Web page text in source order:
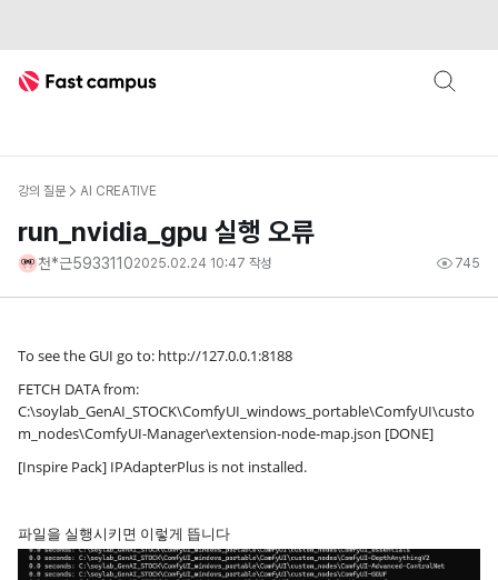
Fast Campus
강의 질문 AI CREATIVE
run_nvidia_gpu 실행 오류
천*근59331102025.02.24 10:47 작성 745
To see the GUI go to: http://127.0.0.1:8188
FETCH DATA from:
C:\soylab_GenAI_STOCK\ComfyUI_windows_portable\ComfyUI\custo
m_nodes\ComfyUI-Manager\extension-node-map.json [DONE]
[Inspire Pack] IPAdapterPlus is not installed.
파일을 실행시키면 이렇게 뜹니다